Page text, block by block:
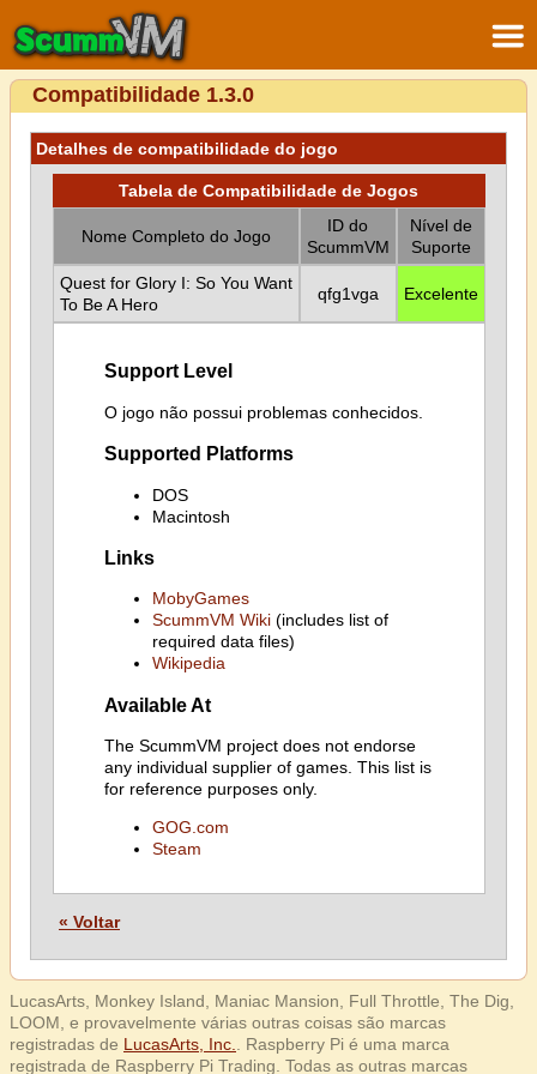
Compatibilidade 1.3.0
Detalhes de compatibilidade do jogo
Tabela de Compatibilidade de Jogos
Nome Completo do Jogo
ID do
ScummVM
Nível de
Suporte
Quest for Glory I: So You Want
To Be A Hero
qfg1vga Excelente
Support Level
O jogo não possui problemas conhecidos.
Supported Platforms
DOS
Macintosh
Links
MobyGames
ScummVM Wiki(includes list of
required data files)
Wikipedia
Available At
The ScummVM project does not endorse
any individual supplier of games. This list is
for reference purposes only.
GOG.com
Steam
« Voltar
LucasArts, Monkey Island, Maniac Mansion, Full Throttle, The Dig,
LOOM, e provavelmente várias outras coisas são marcas
registradas de LucasArts, Inc.
. Raspberry Pi é uma marca
registrada de Raspberry Pi Trading. Todas as outras marcas